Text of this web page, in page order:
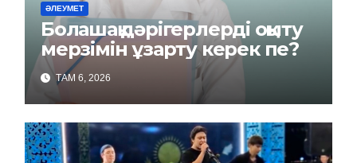
ӘЛЕУМЕТ
Болашақ дәрігерлерді оқыту
мерзімін ұзарту керек пе?
ТАМ 6, 2026